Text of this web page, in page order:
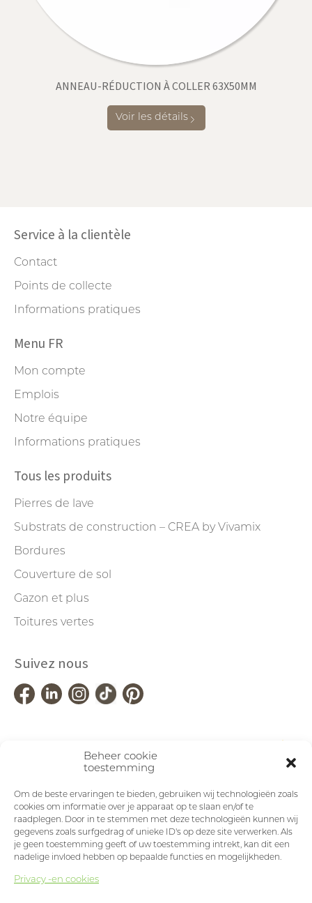
Beheer cookie
toestemming
Om de beste ervaringen te bieden, gebruiken wij technologieën zoals
cookies om informatie over je apparaat op te slaan en/of te
raadplegen. Door in te stemmen met deze technologieën kunnen wij
gegevens zoals surfgedrag of unieke ID's op deze site verwerken. Als
je geen toestemming geeft of uw toestemming intrekt, kan dit een
nadelige invloed hebben op bepaalde functies en mogelijkheden.
Privacy -en cookies
ANNEAU-RÉDUCTION À COLLER 63X50MM
Voir les détails
Service à la clientèle
Contact
Points de collecte
Informations pratiques
Menu FR
Mon compte
Emplois
Notre équipe
Informations pratiques
Tous les produits
Pierres de lave
Substrats de construction – CREA by Vivamix
Bordures
Couverture de sol
Gazon et plus
Toitures vertes
Suivez nous